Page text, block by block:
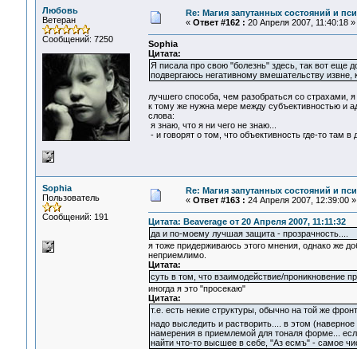
Любовь
Ветеран
Сообщений: 7250
Re: Магия запутанных состояний и
« Ответ #162 : 20 Апреля 2007, 11:40:18 »
Sophia
Цитата:
Я писала про свою "болезнь" здесь, так вот еще
подвергаюсь негативному вмешательству извне,
лучшего способа, чем разобраться со страхами,
к тому же нужна мере между субъективностью и
слова:
я знаю, что я ни чего не знаю...
- и говорят о том, что объективность где-то там в
Sophia
Пользователь
Сообщений: 191
Re: Магия запутанных состояний и
« Ответ #163 : 24 Апреля 2007, 12:39:00 »
Цитата: Beaverage от 20 Апреля 2007, 11:11:32
да и по-моему лучшая защита - прозрачность....
я тоже придерживаюсь этого мнения, однако же
неприемлимо.
Цитата:
суть в том, что взаимодействие/проникновение
иногда я это "просекаю"
Цитата:
т.е. есть некие структуры, обычно на той же
надо выследить и растворить.... в этом
намерения в приемлемой для тоналя форме...
найти что-то высшее в себе, "Аз есмъ" - самое